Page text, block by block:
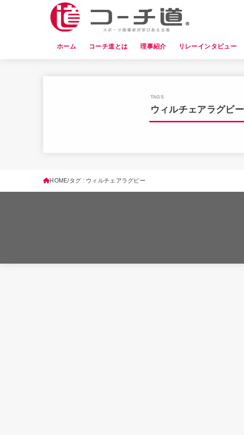
ホーム コーチ道とは 理事紹介 リレーインタビュー
ウィルチェアラグビー
HOME タグ : ウィルチェアラグビー